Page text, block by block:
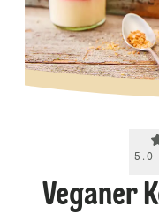
5.0
Veganer